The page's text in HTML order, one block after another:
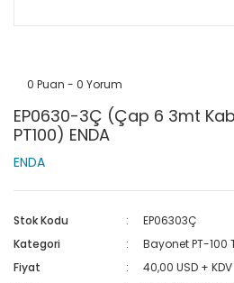
0 Puan - 0 Yorum
EP0630-3Ç (Çap 6 3mt
PT100) ENDA
ENDA
Stok Kodu
EP06303Ç
Kategori
Bayonet PT-
Fiyat
40,00 USD + KDV